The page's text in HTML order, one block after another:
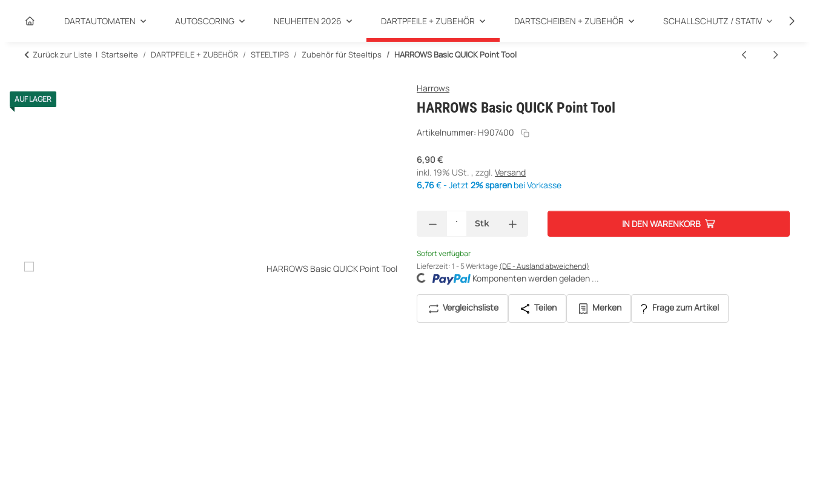
DARTAUTOMATEN AUTOSCORING NEUHEITEN 2026 DARTPFEILE + ZUBEHÖR DARTSCHEIBEN + ZUBEHÖR SCHALLSCHUTZ / STATIV
Zurück zur Liste Startseite DARTPFEILE + ZUBEHÖR STEELTIPS Zubehör für Steeltips HARROWS Basic QUICK Point Tool
AUF LAGER
Harrows
HARROWS Basic QUICK Point Tool
Artikelnummer: H907400
6,90 €
inkl. 19% USt. , zzgl. Versand
6,76€ - Jetzt 2% sparen bei Vorkasse
Stk IN DEN WARENKORB
Sofort verfügbar
Lieferzeit:1 - 5 Werktage(DE - Ausland abweichend)
Loading... Komponenten werden geladen ...
Vergleichsliste Teilen Merken Frage zum Artikel